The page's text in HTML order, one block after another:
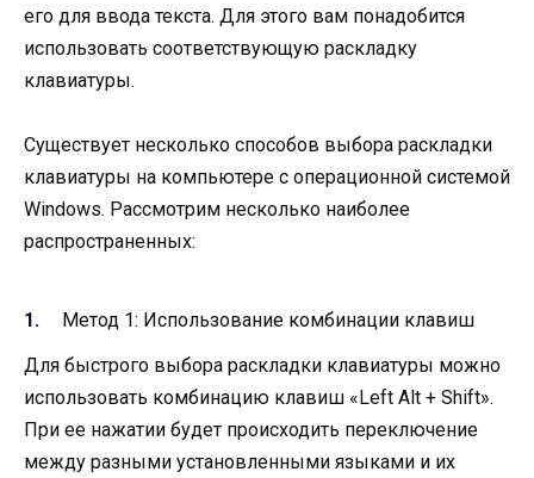
его для ввода текста. Для этого вам понадобится
использовать соответствующую раскладку
клавиатуры.
Существует несколько способов выбора раскладки
клавиатуры на компьютере с операционной системой
Windows. Рассмотрим несколько наиболее
распространенных:
Метод 1: Использование комбинации клавиш
Для быстрого выбора раскладки клавиатуры можно
использовать комбинацию клавиш «Left Alt + Shift».
При ее нажатии будет происходить переключение
между разными установленными языками и их